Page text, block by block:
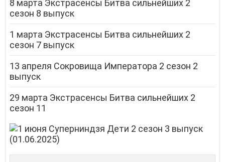
8 марта Экстрасенсы Битва сильнейших 2
сезон 8 выпуск
1 марта Экстрасенсы Битва сильнейших 2
сезон 7 выпуск
13 апреля Сокровища Императора 2 сезон 2
выпуск
29 марта Экстрасенсы Битва сильнейших 2
сезон 11